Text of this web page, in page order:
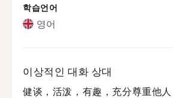
학습언어
영어
이상적인 대화 상대
健谈，活泼，有趣，充分尊重他